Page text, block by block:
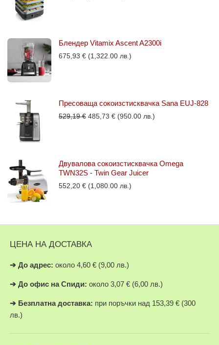
Блендер Vitamix Ascent A2300i
675,93 € (1,322.00 лв.)
Пресоваща сокоизстисквачка Sana EUJ-828
529,19€ Original
485,73 €Текущата
(950.00 лв.)
Двувалова сокоизстисквачка Omega
TWN32S - Twin Gear Juicer
552,20 € (1,080.00 лв.)
ЦЕНА НА ДОСТАВКА
➔ До адрес: около 4,60 € (9,00 лв.)
➔ До офис на Спиди: около 3,07 € (6,00 лв.)
➔ Безплатна доставка: при поръчки над 153,39 € (300
лв.)